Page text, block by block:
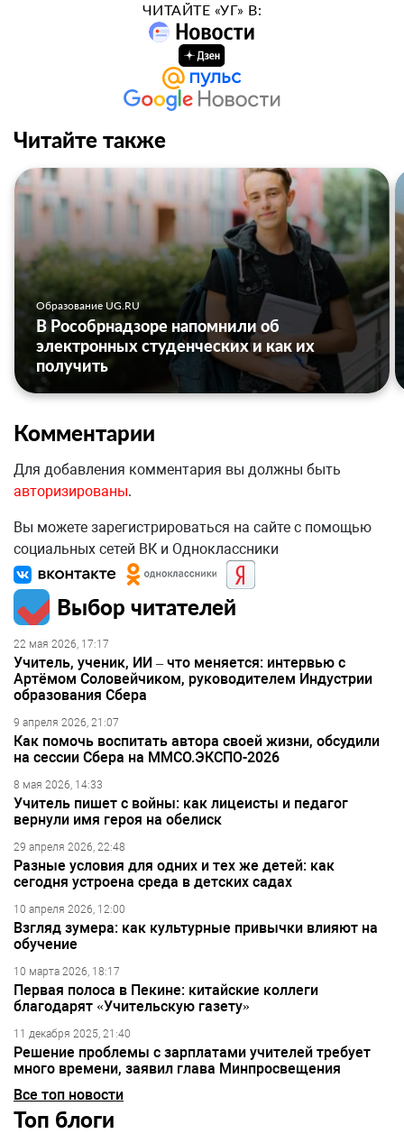
ЧИТАЙТЕ «УГ» В:
Читайте также
Образование UG.RU
В Рособрнадзоре напомнили об
электронных студенческих и как их
получить
Комментарии
Для добавления комментария вы должны быть
авторизированы.
Вы можете зарегистрироваться на сайте с помощью
социальных сетей ВК и Одноклассники
Выбор читателей
22 мая 2026, 17:17
Учитель, ученик, ИИ – что меняется: интервью с
Артёмом Соловейчиком, руководителем Индустрии
образования Сбера
9 апреля 2026, 21:07
Как помочь воспитать автора своей жизни, обсудили
на сессии Сбера на ММСО.ЭКСПО-2026
8 мая 2026, 14:33
Учитель пишет с войны: как лицеисты и педагог
вернули имя героя на обелиск
29 апреля 2026, 22:48
Разные условия для одних и тех же детей: как
сегодня устроена среда в детских садах
10 апреля 2026, 12:00
Взгляд зумера: как культурные привычки влияют на
обучение
10 марта 2026, 18:17
Первая полоса в Пекине: китайские коллеги
благодарят «Учительскую газету»
11 декабря 2025, 21:40
Решение проблемы с зарплатами учителей требует
много времени, заявил глава Минпросвещения
Все топ новости
Топ блоги